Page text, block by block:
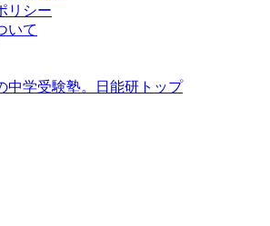
リシー
いて
中学受験塾。日能研トップ